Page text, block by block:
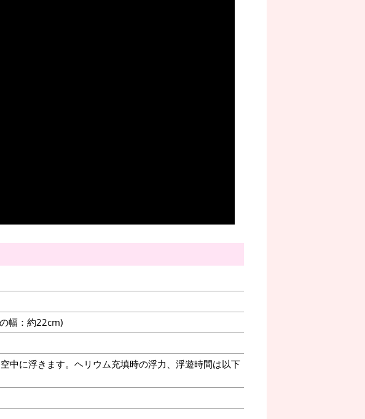
幅：約22cm)
中に浮きます。ヘリウム充填時の浮力、浮遊時間は以下